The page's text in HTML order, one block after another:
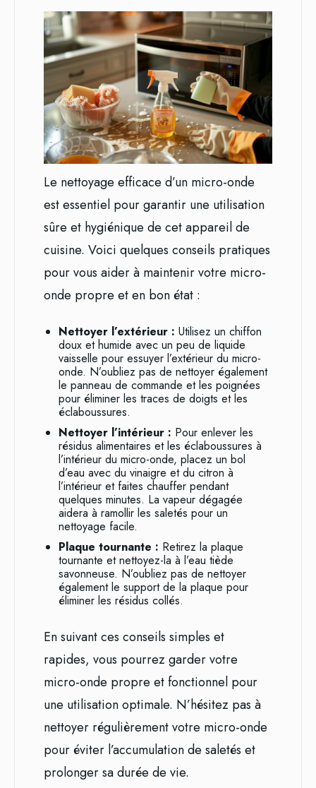
Le nettoyage efficace d’un micro-onde
est essentiel pour garantir une utilisation
sûre et hygiénique de cet appareil de
cuisine. Voici quelques conseils pratiques
pour vous aider à maintenir votre micro-
onde propre et en bon état :
Nettoyer l’extérieur : Utilisez un chiffon
doux et humide avec un peu de liquide
vaisselle pour essuyer l’extérieur du micro-
onde. N’oubliez pas de nettoyer également
le panneau de commande et les poignées
pour éliminer les traces de doigts et les
éclaboussures.
Nettoyer l’intérieur : Pour enlever les
résidus alimentaires et les éclaboussures à
l’intérieur du micro-onde, placez un bol
d’eau avec du vinaigre et du citron à
l’intérieur et faites chauffer pendant
quelques minutes. La vapeur dégagée
aidera à ramollir les saletés pour un
nettoyage facile.
Plaque tournante : Retirez la plaque
tournante et nettoyez-la à l’eau tiède
savonneuse. N’oubliez pas de nettoyer
également le support de la plaque pour
éliminer les résidus collés.
En suivant ces conseils simples et
rapides, vous pourrez garder votre
micro-onde propre et fonctionnel pour
une utilisation optimale. N’hésitez pas à
nettoyer régulièrement votre micro-onde
pour éviter l’accumulation de saletés et
prolonger sa durée de vie.